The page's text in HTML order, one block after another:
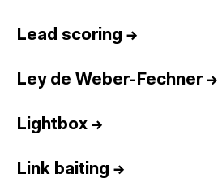
Lead scoring →
Ley de Weber-Fechner→
Lightbox →
Link baiting →